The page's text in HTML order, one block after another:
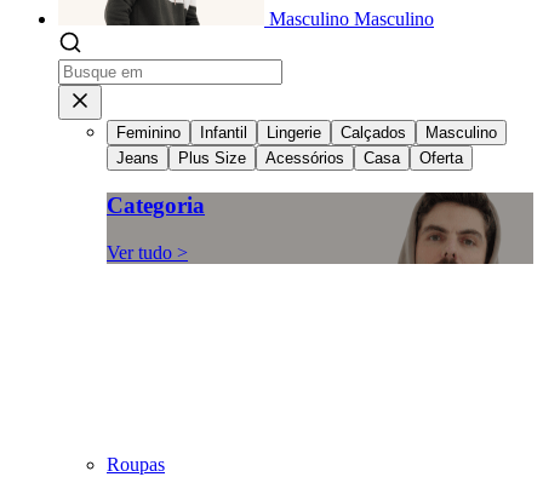
Masculino Masculino
Feminino Infantil Lingerie Calçados
Masculino
Jeans
Plus Size Acessórios Casa Oferta
Categoria
Ver tudo >
Roupas